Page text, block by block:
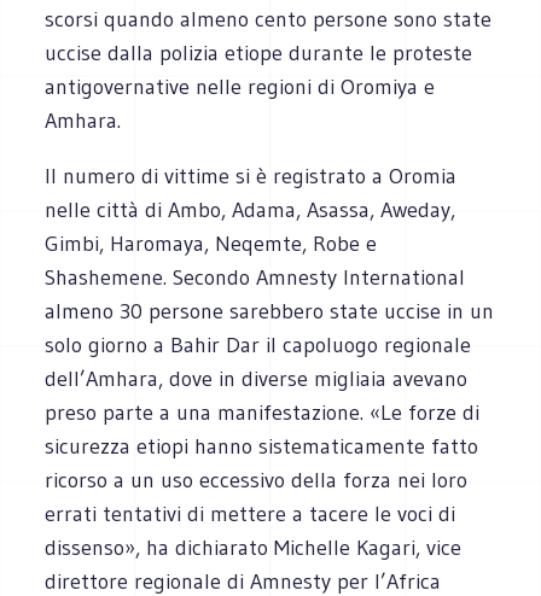
scorsi quando almeno cento persone sono state
uccise dalla polizia etiope durante le proteste
antigovernative nelle regioni di Oromiya e
Amhara.
Il numero di vittime si è registrato a Oromia
nelle città di Ambo, Adama, Asassa, Aweday,
Gimbi, Haromaya, Neqemte, Robe e
Shashemene. Secondo Amnesty International
almeno 30 persone sarebbero state uccise in un
solo giorno a Bahir Dar il capoluogo regionale
dell’Amhara, dove in diverse migliaia avevano
preso parte a una manifestazione. «Le forze di
sicurezza etiopi hanno sistematicamente fatto
ricorso a un uso eccessivo della forza nei loro
errati tentativi di mettere a tacere le voci di
dissenso», ha dichiarato Michelle Kagari, vice
direttore regionale di Amnesty per l’Africa